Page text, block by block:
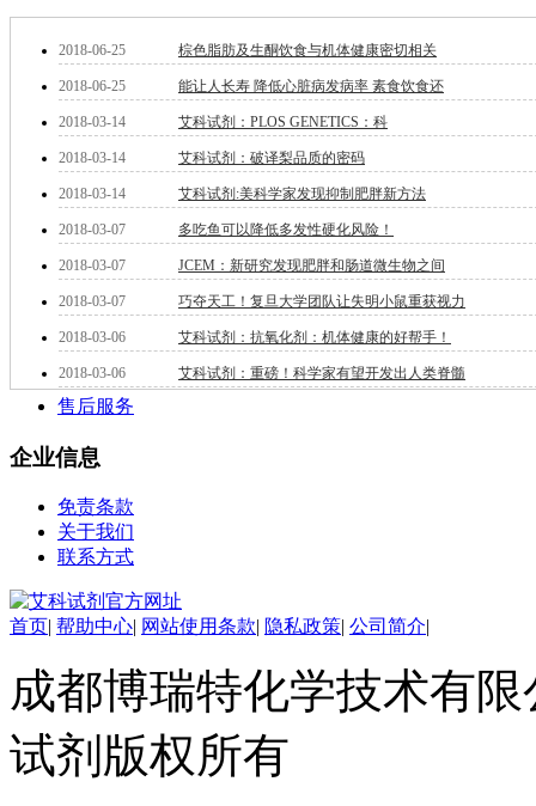
碳
铁
烷
温
钨
芴
锡
溴
盐
吲哚
油
酯
脂
唑
材料科学
替代能源
生物材料
金属和陶瓷科学
微米/纳米电子材
料
纳米材料
有机和印刷电子学
2018-06-25 棕色脂肪及生酮饮食与机体健康密切相关
2018-06-25 能让人长寿 降低心脏病发病率 素食饮食还
2018-03-14 艾科试剂：PLOS GENETICS：科
2018-03-14 艾科试剂：破译梨品质的密码
2018-03-14 艾科试剂:美科学家发现抑制肥胖新方法
2018-03-07 多吃鱼可以降低多发性硬化风险！
2018-03-07 JCEM：新研究发现肥胖和肠道微生物之间
2018-03-07 巧夺天工！复旦大学团队让失明小鼠重获视力
2018-03-06 艾科试剂：抗氧化剂：机体健康的好帮手！
2018-03-06 艾科试剂：重磅！科学家有望开发出人类脊髓
售后服务
企业信息
免责条款
关于我们
联系方式
首页| 帮助中心| 网站使用条款| 隐私政策| 公司简介|
成都博瑞特化学技术有
试剂版权所有